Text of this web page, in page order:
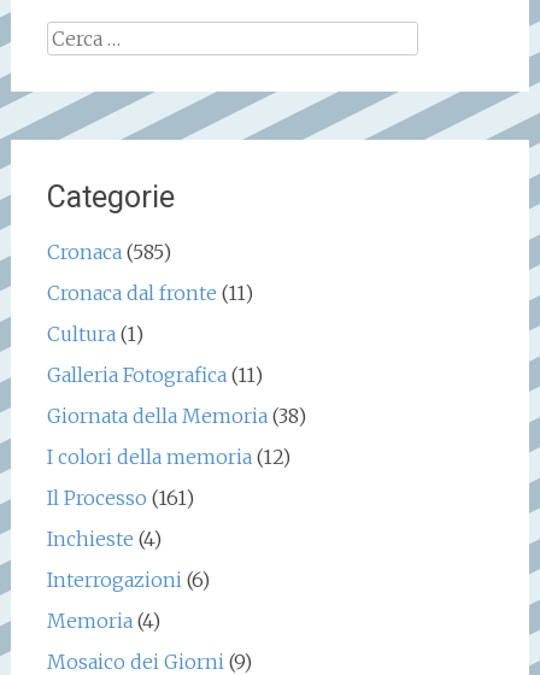
Ricerca
Categorie
Cronaca(585)
Cronaca dal fronte (11)
Cultura(1)
Galleria Fotografica(11)
Giornata della Memoria(38)
I colori della memoria(12)
Il Processo (161)
Inchieste (4)
Interrogazioni(6)
Memoria(4)
Mosaico dei Giorni(9)